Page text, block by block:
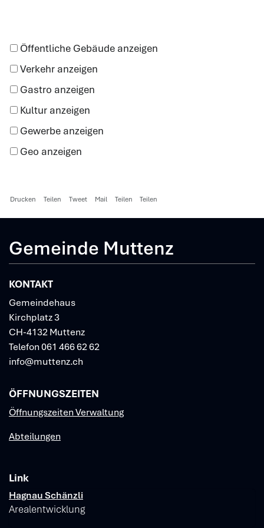
Öffentliche Gebäude anzeigen
Verkehr anzeigen
Gastro anzeigen
Kultur anzeigen
Gewerbe anzeigen
Geo anzeigen
Drucken Teilen Tweet Mail Teilen Teilen
Gemeinde Muttenz
KONTAKT
Gemeindehaus
Kirchplatz 3
CH-4132 Muttenz
Telefon061 466 62 62
info@muttenz.ch
ÖFFNUNGSZEITEN
Öffnungszeiten Verwaltung
Abteilungen
Link
Verschiedene Informationen
Hagnau Schänzli
Arealentwicklung